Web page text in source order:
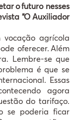
ofuturo nesses
“O Auxiliador
agrícola
oferecer.Além
Lembre-se que
é que se
Essas
agora
ão do tarifaço.
se poderia ficar